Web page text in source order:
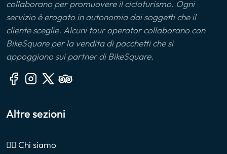
collaborano per promuovere il cicloturismo. Ogni
servizio è erogato in autonomia dai soggetti che il
cliente sceglie. Alcuni tour operator collaborano con
BikeSquare per la vendita di pacchetti che si
appoggiano sui partner di BikeSquare.
Altre sezioni
🙎‍♂️ Chi siamo